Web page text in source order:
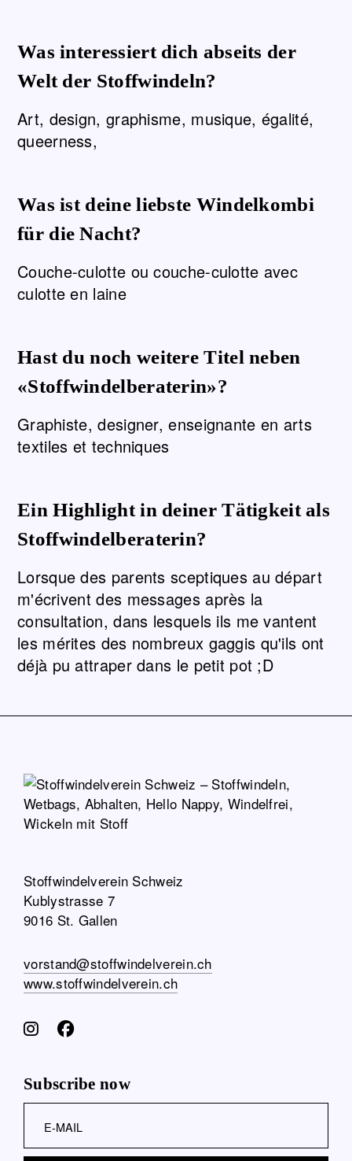
Was interessiert dich abseits der
Welt der Stoffwindeln?
Art, design, graphisme, musique, égalité,
queerness,
Was ist deine liebste Windelkombi
für die Nacht?
Couche-culotte ou couche-culotte avec
culotte en laine
Hast du noch weitere Titel neben
«Stoffwindelberaterin»?
Graphiste, designer, enseignante en arts
textiles et techniques
Ein Highlight in deiner Tätigkeit als
Stoffwindelberaterin?
Lorsque des parents sceptiques au départ
m'écrivent des messages après la
consultation, dans lesquels ils me vantent
les mérites des nombreux gaggis qu'ils ont
déjà pu attraper dans le petit pot ;D
Stoffwindelverein Schweiz
Kublystrasse 7
9016 St. Gallen
vorstand@stoffwindelverein.ch
www.stoffwindelverein.ch
Subscribe now